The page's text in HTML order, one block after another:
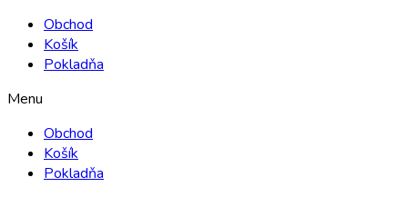
Obchod
Košík
Pokladňa
Menu
Obchod
Košík
Pokladňa